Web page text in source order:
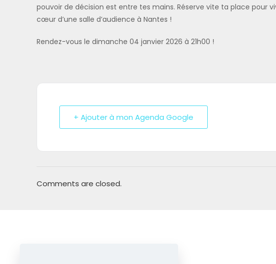
pouvoir de décision est entre tes mains. Réserve vite ta place pour
cœur d’une salle d’audience à Nantes !
Rendez-vous le dimanche 04 janvier 2026 à 21h00 !
+ Ajouter à mon Agenda Google
Comments are closed.